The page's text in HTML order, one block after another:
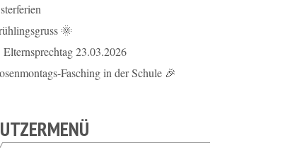
🌞
Elternsprechtag 23.03.2026
Fasching in der Schule 🎉